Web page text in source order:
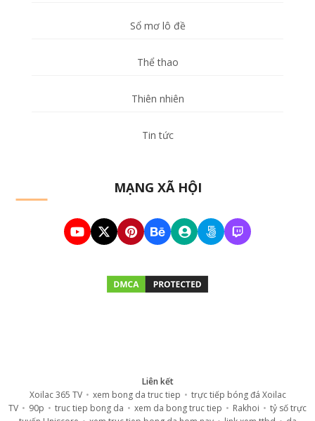
Sổ mơ lô đề
Thể thao
Thiên nhiên
Tin tức
MẠNG XÃ HỘI
Liên kết
Xoilac 365 TV • xem bong da truc tiep • trực tiếp bóng đá Xoilac
TV • 90p • truc tiep bong da • xem da bong truc tiep • Rakhoi • tỷ số trực